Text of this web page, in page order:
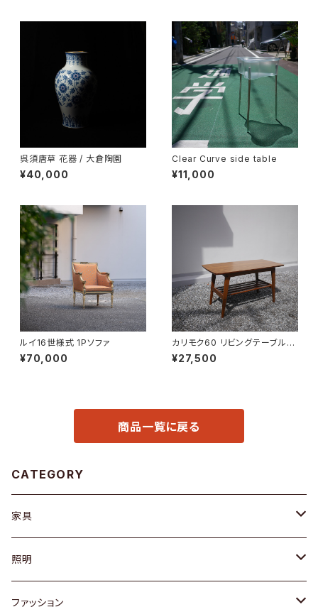
呉須唐草 花器 / 大倉陶園
¥40,000
Clear Curve side table
¥11,000
ルイ16世様式 1Pソファ
¥70,000
カリモク60 リビングテーブル
小
¥27,500
商品一覧に戻る
CATEGORY
家具
ソファ / ベンチ
チェア / スツール
照明
ペンダントライト
ファッション